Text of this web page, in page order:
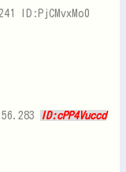
ID:PjCMvxMo0
ID:cPP4Vuccd